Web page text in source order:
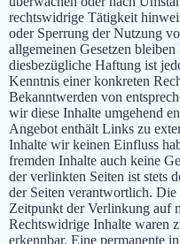
rechtswidrige Tätigkeit
oder Sperrung der Nutzung
allgemeinen Gesetzen
diesbezügliche Haftung ist
Kenntnis einer konkreten
Bekanntwerden von
wir diese Inhalte umgehend
Angebot enthält Links zu
Inhalte wir keinen Einfluss
fremden Inhalte auch keine
der verlinkten Seiten ist stets
der Seiten verantwortlich.
Zeitpunkt der Verlinkung auf
Rechtswidrige Inhalte waren
erkennbar. Eine permanente